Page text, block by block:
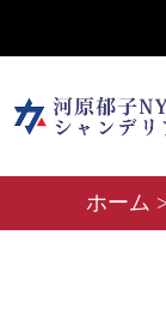
ス
ッ
ホーム